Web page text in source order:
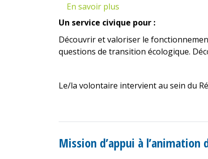
En savoir plus
Mission
d’appui
à
la
actions
département
de
Un service civique pour :
Découvrir et valoriser le
questions de transition écologique.
Le/la volontaire intervient au sein du
Mission d’appui à l’animation